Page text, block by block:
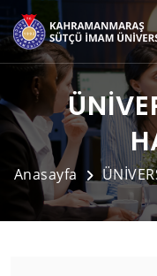
Anasayfa